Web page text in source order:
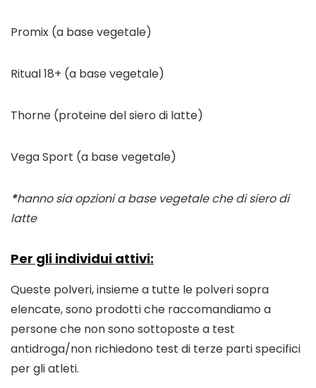
Promix (a base vegetale)
Ritual 18+ (a base vegetale)
Thorne (proteine ​​del siero di latte)
Vega Sport (a base vegetale)
*hanno sia opzioni a base vegetale che di siero di
latte
Per gli individui attivi:
Queste polveri, insieme a tutte le polveri sopra
elencate, sono prodotti che raccomandiamo a
persone che non sono sottoposte a test
antidroga/non richiedono test di terze parti specifici
per gli atleti.